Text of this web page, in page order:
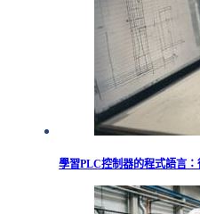
學習PLC控制器的程式語言